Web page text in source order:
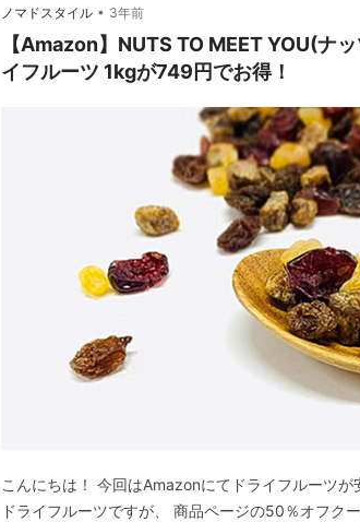
ノマドスタイル • 3年前
【Amazon】NUTS TO MEET YOU(ナ
イフルーツ 1kgが749円でお得！
こんにちは！ 今回はAmazonにてドライフルーツ
ドライフルーツですが、 商品ページの50％オフク